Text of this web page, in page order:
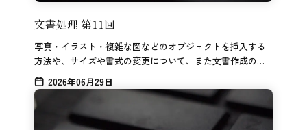
文書処理 第11回
写真・イラスト・複雑な図などのオブジェクトを挿入する
方法や、サイズや書式の変更について、また文書作成の便
利機能を使いこなすためのポイントの解説です。
2026年06月29日